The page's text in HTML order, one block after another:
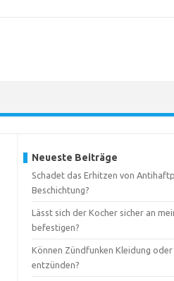
Neueste Beiträge
Schadet das Erhitzen von
Beschichtung?
Lässt sich der Kocher sicher an
befestigen?
Können Zündfunken Kleidung
entzünden?